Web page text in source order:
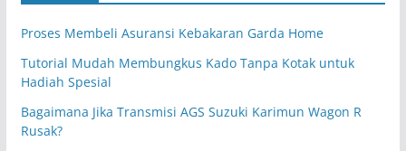
Proses Membeli Asuransi Kebakaran Garda Home
Tutorial Mudah Membungkus Kado Tanpa Kotak untuk
Hadiah Spesial
Bagaimana Jika Transmisi AGS Suzuki Karimun Wagon R
Rusak?